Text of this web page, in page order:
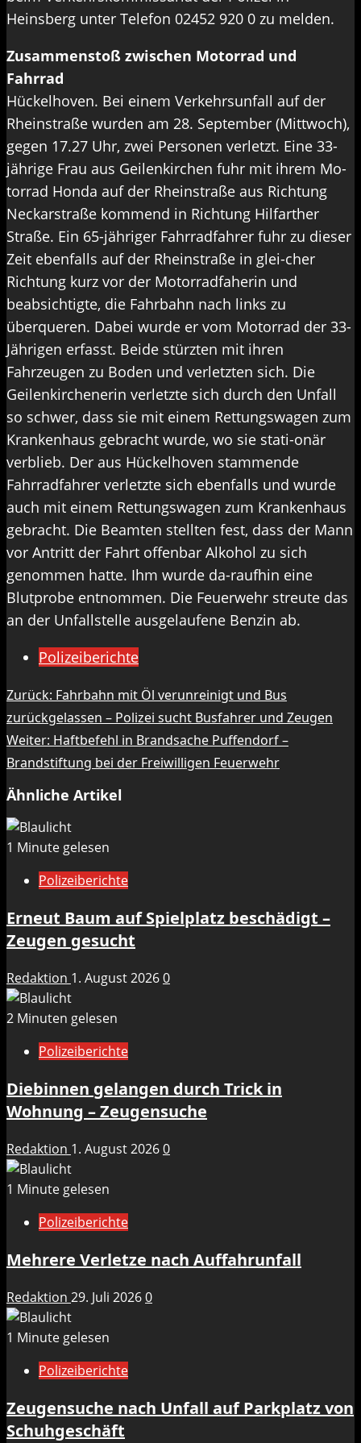
Heinsberg unter Telefon 02452 920 0 zu melden.
Zusammenstoß zwischen Motorrad und
Fahrrad
Hückelhoven. Bei einem Verkehrsunfall auf der
Rheinstraße wurden am 28. September (Mittwoch),
gegen 17.27 Uhr, zwei Personen verletzt. Eine 33-
jährige Frau aus Geilenkirchen fuhr mit ihrem Mo-
torrad Honda auf der Rheinstraße aus Richtung
Neckarstraße kommend in Richtung Hilfarther
Straße. Ein 65-jähriger Fahrradfahrer fuhr zu dieser
Zeit ebenfalls auf der Rheinstraße in glei-cher
Richtung kurz vor der Motorradfaherin und
beabsichtigte, die Fahrbahn nach links zu
überqueren. Dabei wurde er vom Motorrad der 33-
Jährigen erfasst. Beide stürzten mit ihren
Fahrzeugen zu Boden und verletzten sich. Die
Geilenkirchenerin verletzte sich durch den Unfall
so schwer, dass sie mit einem Rettungswagen zum
Krankenhaus gebracht wurde, wo sie stati-onär
verblieb. Der aus Hückelhoven stammende
Fahrradfahrer verletzte sich ebenfalls und wurde
auch mit einem Rettungswagen zum Krankenhaus
gebracht. Die Beamten stellten fest, dass der Mann
vor Antritt der Fahrt offenbar Alkohol zu sich
genommen hatte. Ihm wurde da-raufhin eine
Blutprobe entnommen. Die Feuerwehr streute das
an der Unfallstelle ausgelaufene Benzin ab.
Polizeiberichte
Beitragsnavigation
Zurück: Fahrbahn mit Öl verunreinigt und Bus
zurückgelassen – Polizei sucht Busfahrer und Zeugen
Weiter: Haftbefehl in Brandsache Puffendorf –
Brandstiftung bei der Freiwilligen Feuerwehr
Ähnliche Artikel
1 Minute gelesen
Polizeiberichte
Erneut Baum auf Spielplatz beschädigt –
Zeugen gesucht
Redaktion 1. August 20260
2 Minuten gelesen
Polizeiberichte
Diebinnen gelangen durch Trick in
Wohnung – Zeugensuche
Redaktion 1. August 20260
1 Minute gelesen
Polizeiberichte
Mehrere Verletze nach Auffahrunfall
Redaktion 29. Juli 20260
1 Minute gelesen
Polizeiberichte
Zeugensuche nach Unfall auf Parkplatz von
Schuhgeschäft